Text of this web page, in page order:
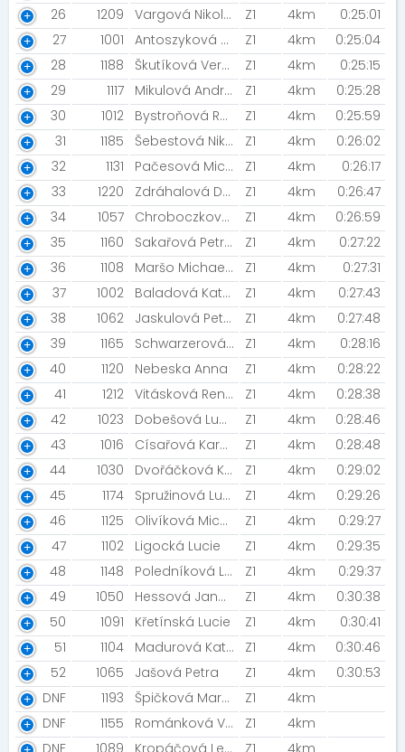
26
1209 Vargová Nikola [innogy] Z1 4km
0:25:01
27
1001 Antoszyková Eva Z1 4km
0:25:04
28
1188 Škutíková Veronika Z1 4km
0:25:15
29
1117 Mikulová Andrea [Godula] Z1 4km
0:25:28
30
1012 Bystroňová Radka Z1 4km
0:25:59
31
1185 Šebestová Nikol Z1 4km
0:26:02
32
1131 Pačesová Michaela [MIZUNO TEAM] Z1 4km
0:26:17
33
1220 Zdráhalová Darina Z1 4km
0:26:47
34
1057 Chroboczková Barbora [Byčice] Z1 4km
0:26:59
35
1160 Sakařová Petra [MIZUNO TEAM / NIGHT RUN TEAM] Z1 4km
0:27:22
36
1108 Maršo Michaela Z1 4km
0:27:31
37
1002 Baladová Kateřina Z1 4km
0:27:43
38
1062 Jaskulová Petra Z1 4km
0:27:48
39
1165 Schwarzerová Kristýna Z1 4km
0:28:16
40
1120 Nebeska Anna Z1 4km
0:28:22
41
1212 Vitásková Renata Z1 4km
0:28:38
42
1023 Dobešová Ludmila Z1 4km
0:28:46
43
1016 Císařová Karolína Z1 4km
0:28:48
44
1030 Dvořáčková Kristina Z1 4km
0:29:02
45
1174 Spružinová Lucie Z1 4km
0:29:26
46
1125 Olivíková Michaela [Šneci v běhu] Z1 4km
0:29:27
47
1102 Ligocká Lucie Z1 4km
0:29:35
48
1148 Poledníková Lucie Z1 4km
0:29:37
49
1050 Hessová Jana [Chromajzlu] Z1 4km
0:30:38
50
1091 Křetínská Lucie Z1 4km
0:30:41
51
1104 Madurová Kateřina Z1 4km
0:30:46
52
1065 Jašová Petra Z1 4km
0:30:53
DNF
1193 Špičková Markéta Z1
4km
DNF
1155 Románková Věra Z1
4km
DNF
1089 Kropáčová Lenka [Drink team] Z1 4km